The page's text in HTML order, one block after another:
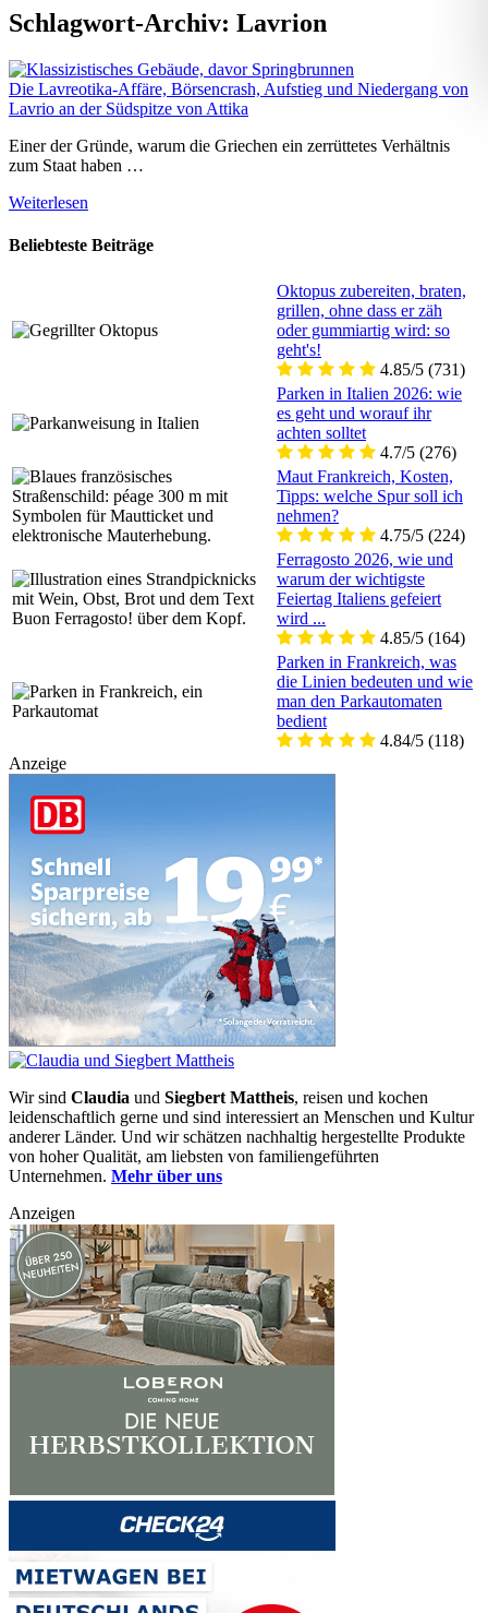
Schlagwort-Archiv: Lavrion
Die Lavreotika-Affäre, Börsencrash, Aufstieg und Niedergang von
Lavrio an der Südspitze von Attika
Einer der Gründe, warum die Griechen ein zerrüttetes Verhältnis
zum Staat haben …
Weiterlesen
Beliebteste Beiträge
Oktopus zubereiten, braten,
grillen, ohne dass er zäh
oder gummiartig wird: so
geht's!
4.85/5 (731)
Parken in Italien 2026: wie
es geht und worauf ihr
achten solltet
4.7/5 (276)
Maut Frankreich, Kosten,
Tipps: welche Spur soll ich
nehmen?
4.75/5 (224)
Ferragosto 2026, wie und
warum der wichtigste
Feiertag Italiens gefeiert
wird ...
4.85/5 (164)
Parken in Frankreich, was
die Linien bedeuten und wie
man den Parkautomaten
bedient
4.84/5 (118)
Anzeige
Wir sind Claudia und Siegbert Mattheis, reisen und kochen
leidenschaftlich gerne und sind interessiert an Menschen und Kultur
anderer Länder. Und wir schätzen nachhaltig hergestellte Produkte
von hoher Qualität, am liebsten von familiengeführten
Unternehmen. Mehr über uns
Anzeigen